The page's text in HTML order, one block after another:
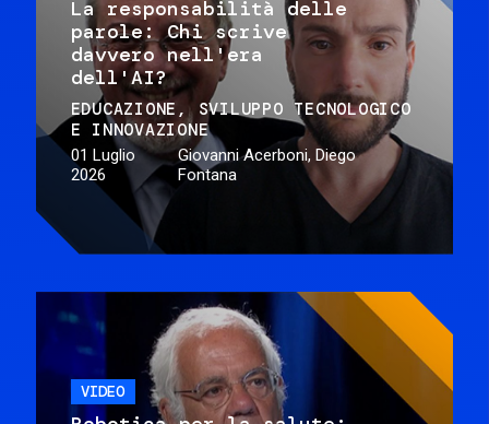
La responsabilità delle
parole: Chi scrive
davvero nell'era
dell'AI?
EDUCAZIONE
SVILUPPO TECNOLOGICO
E INNOVAZIONE
01 Luglio
2026
Giovanni Acerboni, Diego
Fontana
VIDEO